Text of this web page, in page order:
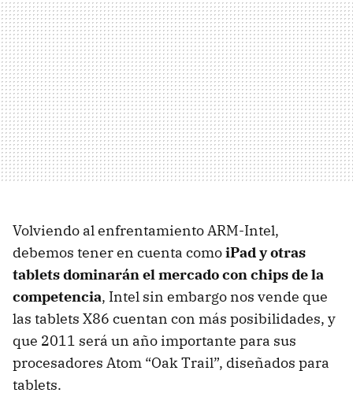
Volviendo al enfrentamiento ARM-Intel,
debemos tener en cuenta comoiPad y otras
tablets dominarán el mercado con chips de la
competencia, Intel sin embargo nos vende que
las tablets X86 cuentan con más posibilidades, y
que 2011 será un año importante para sus
procesadores Atom “Oak Trail”, diseñados para
tablets.